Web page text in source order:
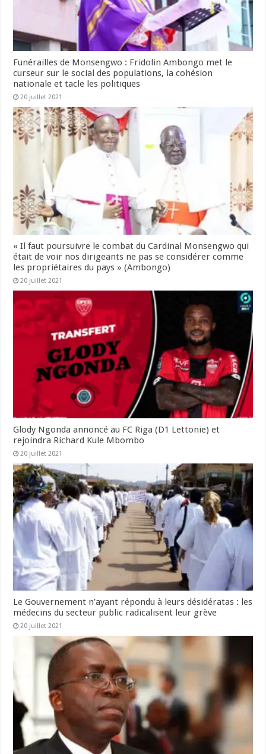
Funérailles de Monsengwo : Fridolin Ambongo met le
curseur sur le social des populations, la cohésion
nationale et tacle les politiques
20 juillet 2021
« Il faut poursuivre le combat du Cardinal Monsengwo qui
était de voir nos dirigeants ne pas se considérer comme
les propriétaires du pays » (Ambongo)
20 juillet 2021
Glody Ngonda annoncé au FC Riga (D1 Lettonie) et
rejoindra Richard Kule Mbombo
20 juillet 2021
Le Gouvernement n’ayant répondu à leurs désidératas : les
médecins du secteur public radicalisent leur grève
20 juillet 2021